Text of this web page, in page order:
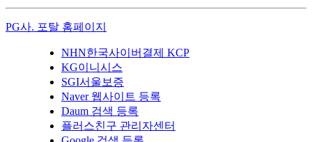
PG사. 포탈 홈페이지
NHN한국사이버결제 KCP
KG이니시스
SGI서울보증
Naver 웹사이트 등록
Daum 검색 등록
플러스친구 관리자센터